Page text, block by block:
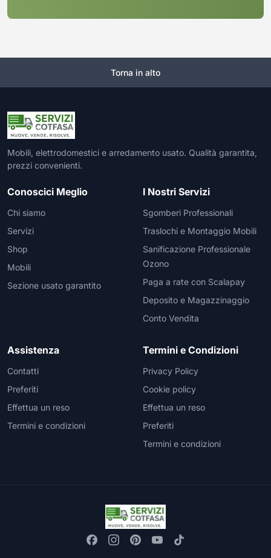
Torna in alto
Mobili, elettrodomestici e arredamento usato. Qualità garantita,
prezzi convenienti.
Conoscici Meglio
Chi siamo
Servizi
Shop
Mobili
Sezione usato garantito
I Nostri Servizi
Sgomberi Professionali
Traslochi e Montaggio Mobili
Sanificazione Professionale
Ozono
Paga a rate con Scalapay
Deposito e Magazzinaggio
Conto Vendita
Assistenza
Contatti
Preferiti
Effettua un reso
Termini e condizioni
Termini e Condizioni
Privacy Policy
Cookie policy
Effettua un reso
Preferiti
Termini e condizioni